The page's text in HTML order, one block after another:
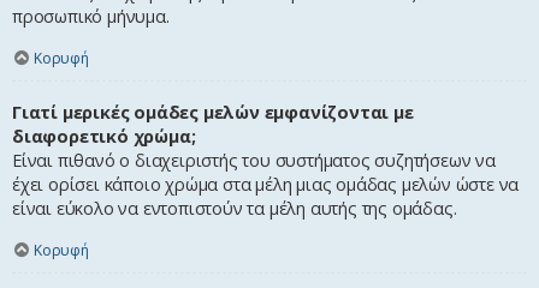
προσωπικό μήνυμα.
Κορυφή
Γιατί μερικές ομάδες μελών εμφανίζονται με
διαφορετικό χρώμα;
Είναι πιθανό ο διαχειριστής του συστήματος συζητήσεων να
έχει ορίσει κάποιο χρώμα στα μέλη μιας ομάδας μελών ώστε να
είναι εύκολο να εντοπιστούν τα μέλη αυτής της ομάδας.
Κορυφή